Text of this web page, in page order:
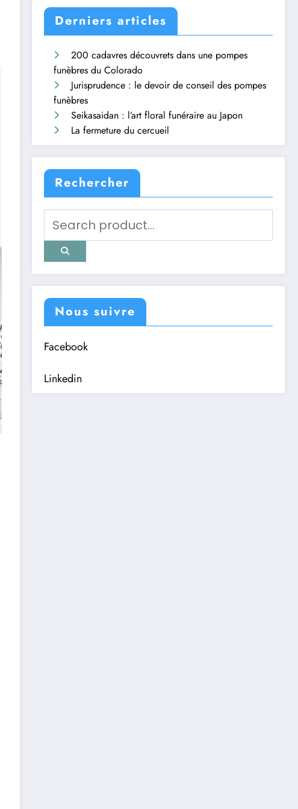
Derniers articles
200 cadavres découvrets dans une pompes
funèbres du Colorado
Jurisprudence : le devoir de conseil des pompes
funèbres
Seikasaidan : l’art floral funéraire au Japon
La fermeture du cercueil
Rechercher
Nous suivre
Facebook
Linkedin